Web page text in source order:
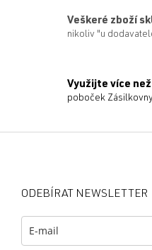
Veškeré zboží
nikoliv "u
Využijte více než
poboček
ODEBÍRAT NEWSLETTER